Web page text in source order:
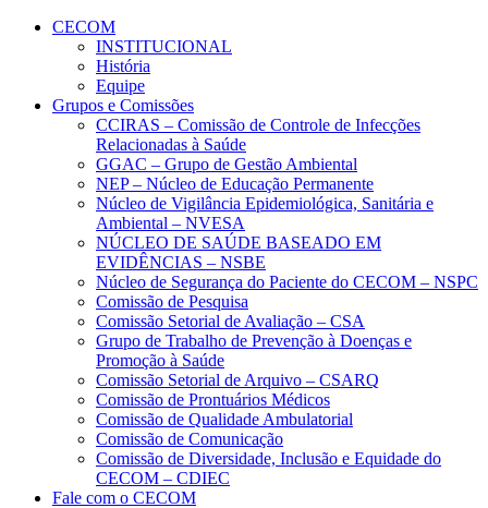
Conteúdo principal
CECOM
INSTITUCIONAL
História
Equipe
Grupos e Comissões
CCIRAS – Comissão de Controle de Infecções
Relacionadas à Saúde
GGAC – Grupo de Gestão Ambiental
NEP – Núcleo de Educação Permanente
Núcleo de Vigilância Epidemiológica, Sanitária e
Ambiental – NVESA
NÚCLEO DE SAÚDE BASEADO EM
EVIDÊNCIAS – NSBE
Núcleo de Segurança do Paciente do CECOM – NSPC
Comissão de Pesquisa
Comissão Setorial de Avaliação – CSA
Grupo de Trabalho de Prevenção à Doenças e
Promoção à Saúde
Comissão Setorial de Arquivo – CSARQ
Comissão de Prontuários Médicos
Comissão de Qualidade Ambulatorial
Comissão de Comunicação
Comissão de Diversidade, Inclusão e Equidade do
CECOM – CDIEC
Fale com o CECOM